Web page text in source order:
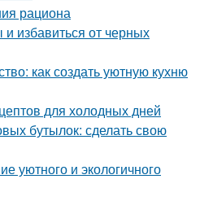
рациона
избавиться от черных
как создать уютную кухню
для холодных дней
бутылок: сделать свою
уютного и экологичного